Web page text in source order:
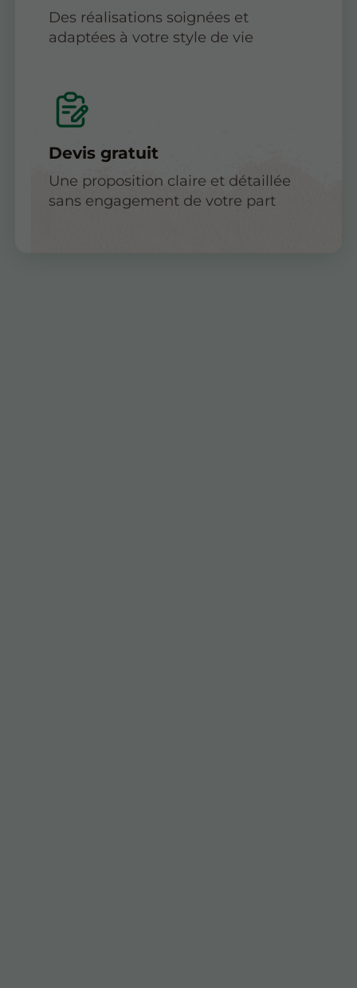
Des réalisations soignées et
adaptées à votre style de vie
Devis gratuit
Une proposition claire et détaillée
sans engagement de votre part